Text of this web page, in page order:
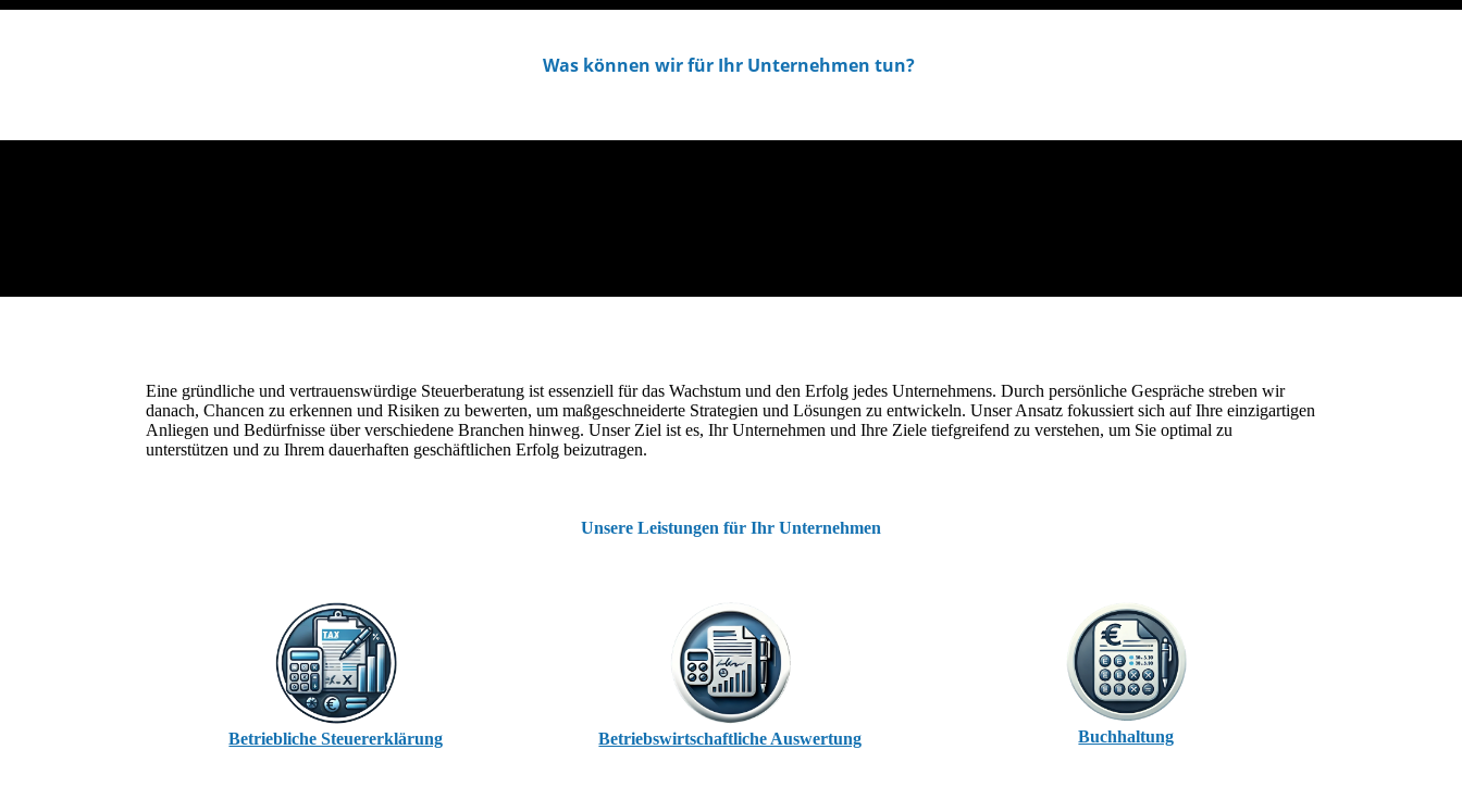
Was können wir für Ihr Unternehmen tun?
Eine gründliche und vertrauenswürdige Steuerberatung ist essenziell für das Wachstum und den Erfolg jedes Unternehmens. Durch persönliche Gespräche streben wir
danach, Chancen zu erkennen und Risiken zu bewerten, um maßgeschneiderte Strategien und Lösungen zu entwickeln. Unser Ansatz fokussiert sich auf Ihre einzigartigen
Anliegen und Bedürfnisse über verschiedene Branchen hinweg. Unser Ziel ist es, Ihr Unternehmen und Ihre Ziele tiefgreifend zu verstehen, um Sie optimal zu
unterstützen und zu Ihrem dauerhaften geschäftlichen Erfolg beizutragen.
Unsere Leistungen für Ihr Unternehmen
Betriebliche Steuererklärung Betriebswirtschaftliche Auswertung Buchhaltung